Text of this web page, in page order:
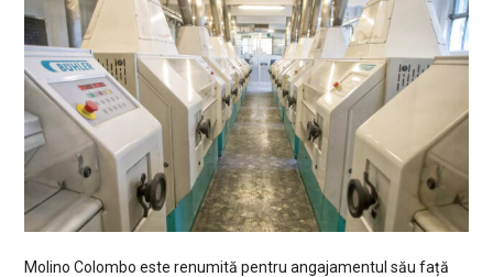
Molino Colombo este renumită pentru angajamentul său față